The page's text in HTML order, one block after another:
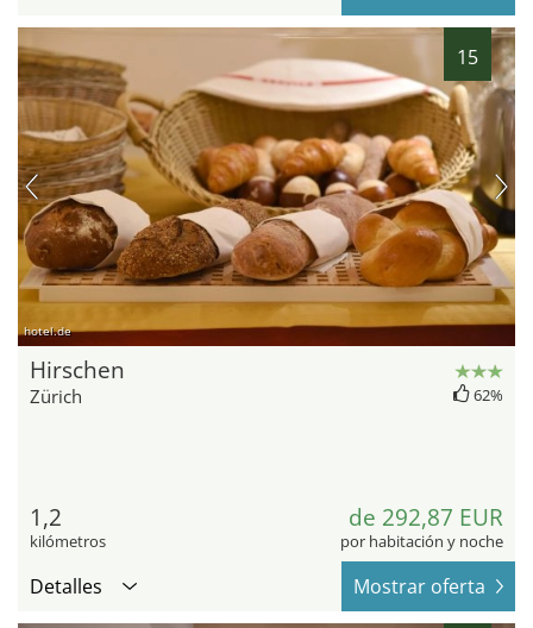
15
hotel.de
Hirschen
Zürich 62%
1,2
kilómetros
de 292,87 EUR
por habitación y noche
Detalles Mostrar oferta